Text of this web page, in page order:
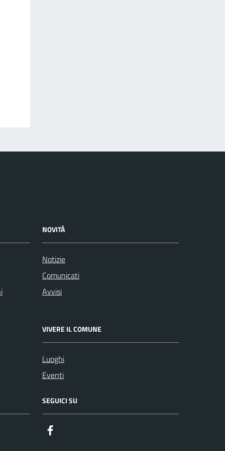
NOVITÀ
Notizie
Comunicati
Avvisi
VIVERE IL COMUNE
Luoghi
Eventi
SEGUICI SU